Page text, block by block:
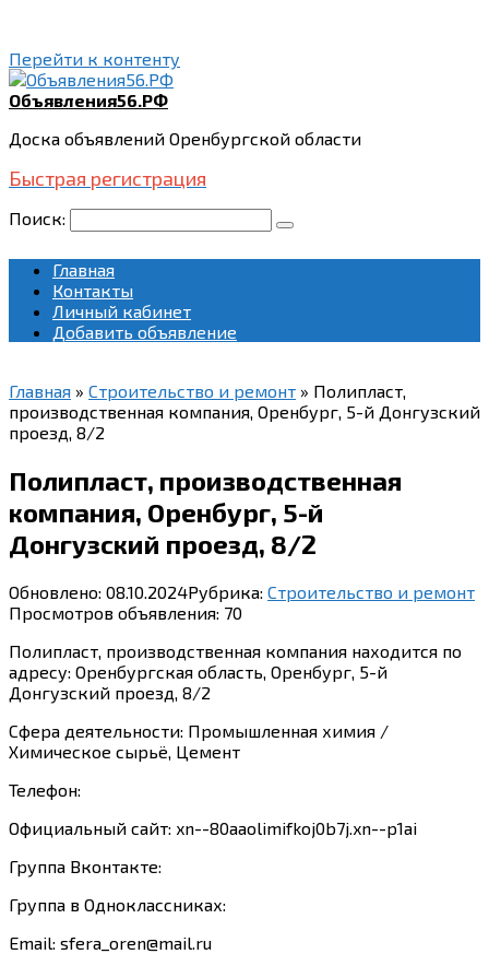
Перейти к контенту
Объявления56.РФ
Доска объявлений Оренбургской области
Быстрая регистрация
Поиск:
Главная
Контакты
Личный кабинет
Добавить объявление
Главная » Строительство и ремонт » Полипласт,
производственная компания, Оренбург, 5-й Донгузский
проезд, 8/2
Полипласт, производственная
компания, Оренбург, 5-й
Донгузский проезд, 8/2
Обновлено: 08.10.2024Рубрика: Строительство и ремонт
Просмотров объявления: 70
Полипласт, производственная компания находится по
адресу: Оренбургская область, Оренбург, 5-й
Донгузский проезд, 8/2
Сфера деятельности: Промышленная химия /
Химическое сырьё, Цемент
Телефон:
Официальный сайт: xn--80aaolimifkoj0b7j.xn--p1ai
Группа Вконтакте:
Группа в Одноклассниках:
Email: sfera_oren@mail.ru